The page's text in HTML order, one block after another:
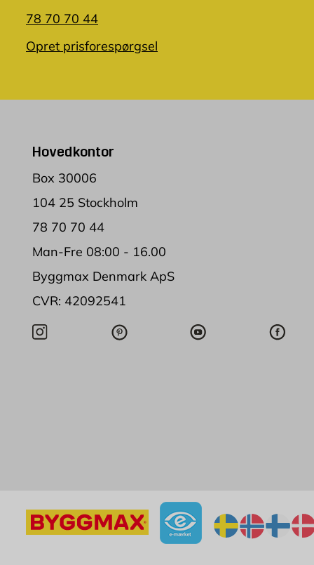
78 70 70 44
Opret prisforespørgsel
Hovedkontor
Box 30006
104 25 Stockholm
78 70 70 44
Man-Fre 08:00 - 16.00
Byggmax Denmark ApS
CVR: 42092541